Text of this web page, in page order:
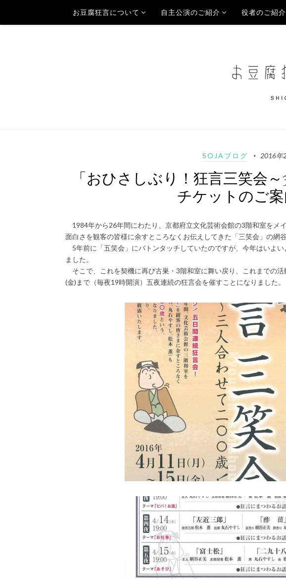
お豆腐狂言について 自主公演のご紹介 役者のご紹介
SOJAブログ 2016年
「おひさしぶり！狂言三笑会
チケットのご
1984年から26年間にわたり、京都府立文化芸術会館の3階和室をメ
面白さを観客の皆様に余すところなくお伝えしてきた「三笑会」の網
5年前に「五笑会」にバトンタッチしていたのですが、今年はいよ
ました。
そこで、これを契機に再び古巣・3階和室に舞い戻り、これまでの
(金)まで（毎夜19時開演）五夜連続の狂言会を催すことになりました。